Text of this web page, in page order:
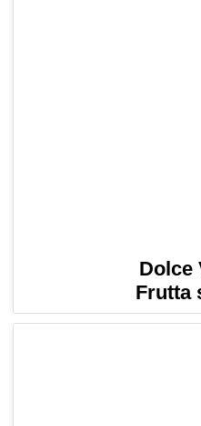
Dolce
Frutta